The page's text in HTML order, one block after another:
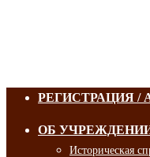
РЕГИСТРАЦИЯ /
ОБ
Историческая